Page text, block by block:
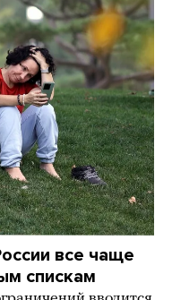
все чаще
спискам